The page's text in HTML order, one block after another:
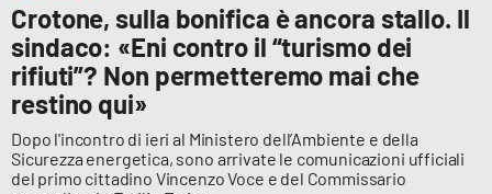
Crotone, sulla bonifica è ancora stallo. Il
sindaco: «Eni contro il “turismo dei
rifiuti”? Non permetteremo mai che
restino qui»
Dopo l'incontro di ieri al Ministero dell’Ambiente e della
Sicurezza energetica, sono arrivate le comunicazioni ufficiali
del primo cittadino Vincenzo Voce e del Commissario